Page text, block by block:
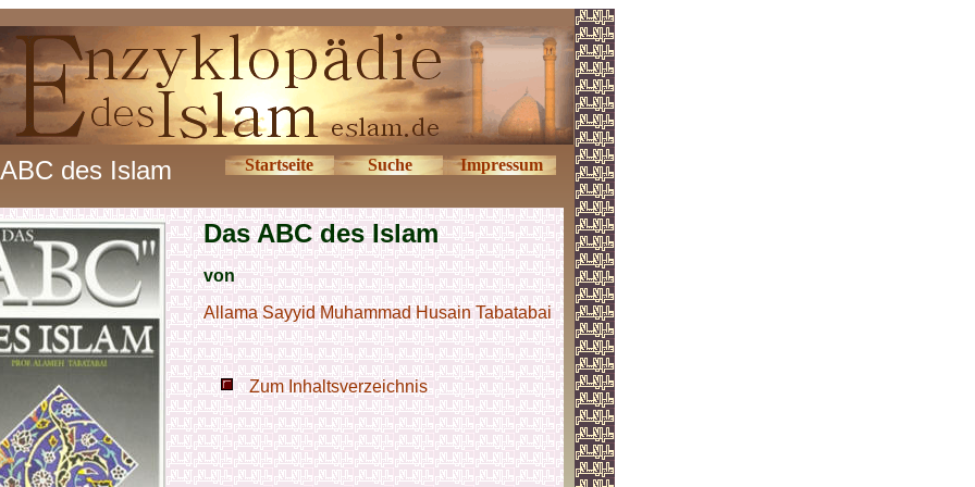
des Islam Startseite Suche Impressum
Das ABC des Islam
von
Allama Sayyid Muhammad Husain Tabatabai
Zum Inhaltsverzeichnis